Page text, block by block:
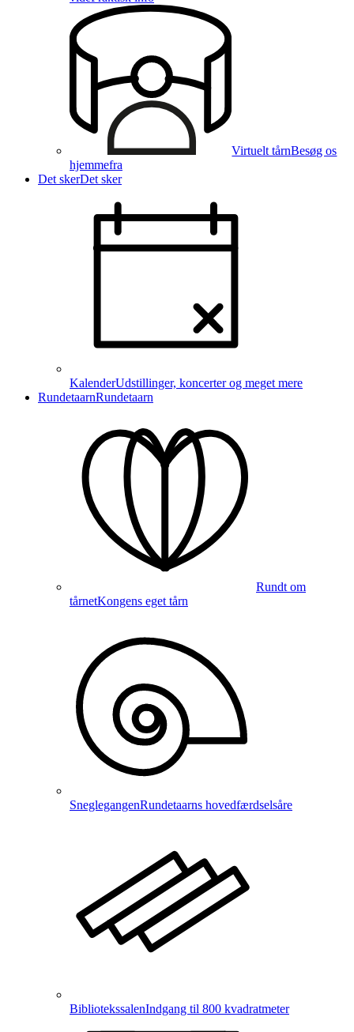
Virtuelt tårnBesøg os
hjemmefra
Det skerDet sker
KalenderUdstillinger, koncerter og meget mere
RundetaarnRundetaarn
Rundt om
tårnetKongens eget tårn
SneglegangenRundetaarns hovedfærdselsåre
BibliotekssalenIndgang til 800 kvadratmeter